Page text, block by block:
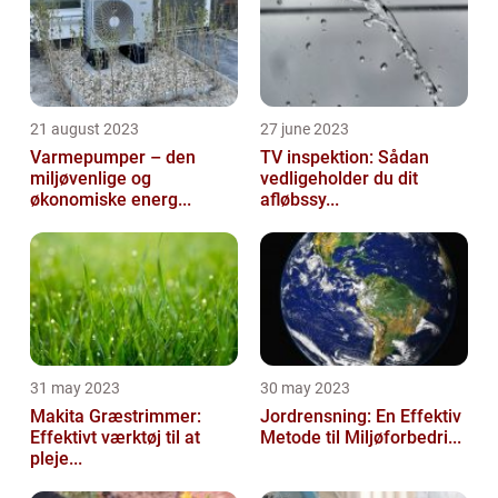
21 august 2023
Varmepumper – den
miljøvenlige og
økonomiske energ...
27 june 2023
TV inspektion: Sådan
vedligeholder du dit
afløbssy...
31 may 2023
Makita Græstrimmer:
Effektivt værktøj til at
pleje...
30 may 2023
Jordrensning: En Effektiv
Metode til Miljøforbedri...